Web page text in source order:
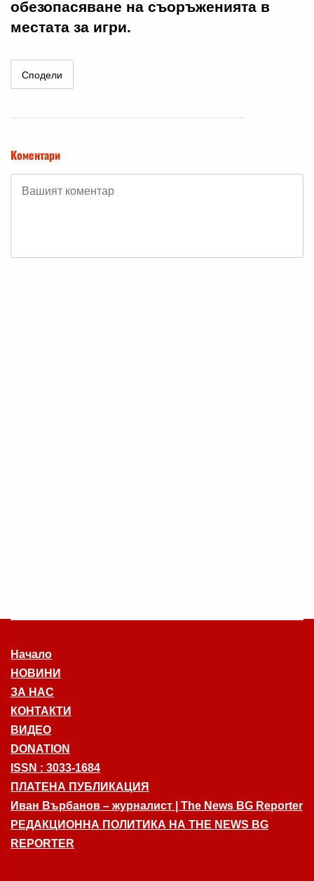
обезопасяване на съоръженията в
местата за игри.
Сподели
Коментари
Начало
НОВИНИ
ЗА НАС
КОНТАКТИ
ВИДЕО
DONATION
ISSN : 3033-1684
ПЛАТЕНА ПУБЛИКАЦИЯ
Иван Върбанов – журналист | The News BG Reporter
РЕДАКЦИОННА ПОЛИТИКА НА THE NEWS BG
REPORTER